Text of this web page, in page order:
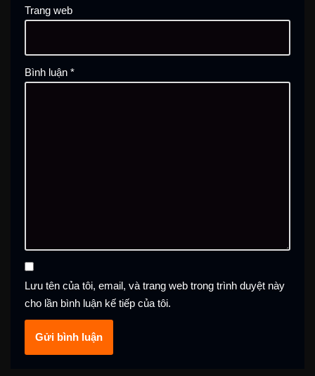
Trang web
Bình luận *
Lưu tên của tôi, email, và trang web trong trình duyệt này
cho lần bình luận kế tiếp của tôi.